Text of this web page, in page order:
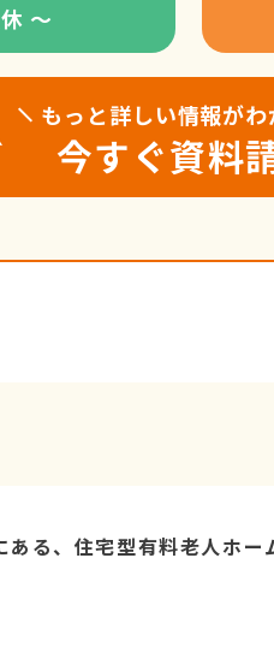
〜
もっと詳しい情報がわ
今すぐ資料
る、住宅型有料老人ホー